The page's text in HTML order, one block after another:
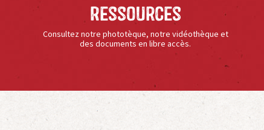
Ressources
Consultez notre phototèque, notre vidéothèque et
des documents en libre accès.